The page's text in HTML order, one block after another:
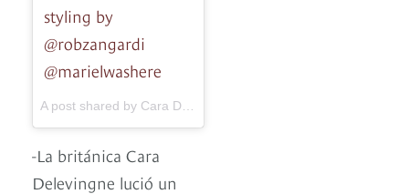
styling by
@robzangardi
@marielwashere
-La británica Cara
Delevingne lució un